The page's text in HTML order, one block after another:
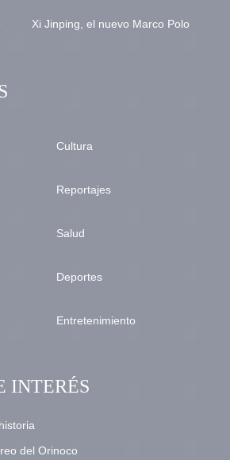
Xi Jinping, el nuevo Marco Polo
Cultura
Reportajes
Salud
Deportes
Entretenimiento
INTERÉS
del Orinoco